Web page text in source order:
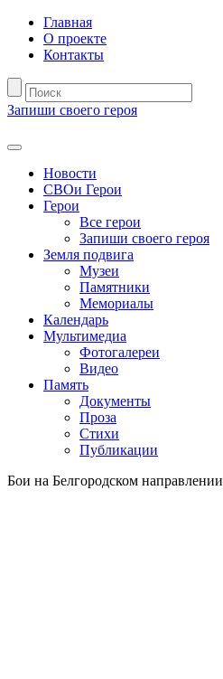
Главная
О проекте
Контакты
Запиши своего героя
Новости
СВОи Герои
Герои
Все герои
Запиши своего героя
Земля подвига
Музеи
Памятники
Мемориалы
Календарь
Мультимедиа
Фотогалереи
Видео
Память
Документы
Проза
Стихи
Публикации
Бои на Белгородском направлении